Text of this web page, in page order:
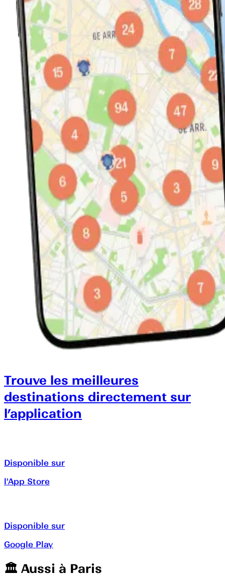
Trouve les meilleures
destinations directement sur
l’application
Disponible sur
l'App Store
Disponible sur
Google Play
🏛️️ Aussi à Paris